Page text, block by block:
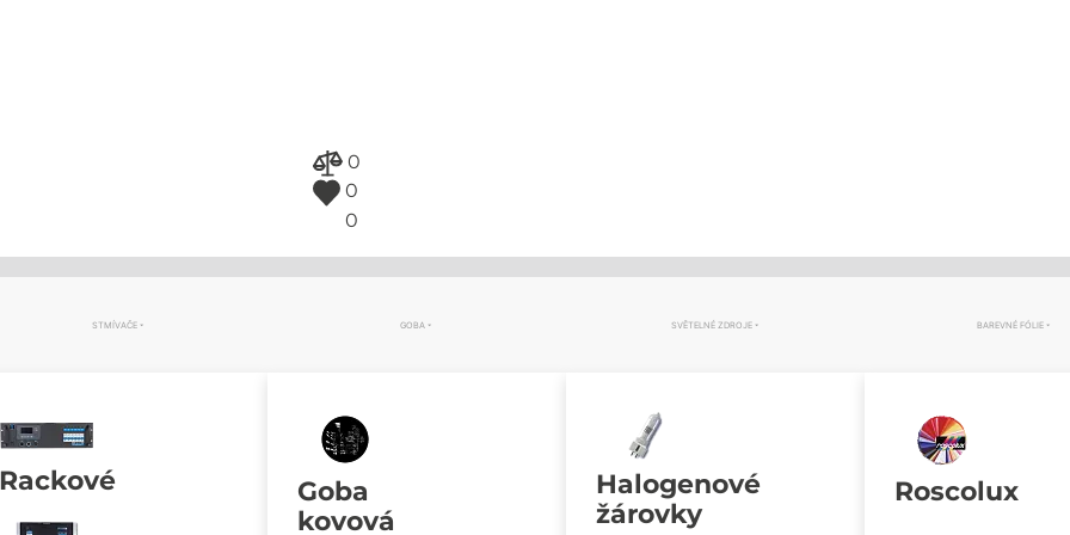
0
0
0
STMÍVAČE
Rackové
GOBA
Goba
kovová
SVĚTELNÉ ZDROJE
Halogenové
žárovky
BAREVNÉ FÓLIE
Roscolux